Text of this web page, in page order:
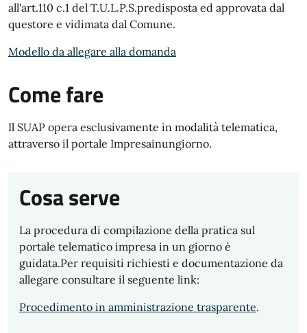
all'art.110 c.1 del T.U.L.P.S.predisposta ed approvata dal
questore e vidimata dal Comune.
Modello da allegare alla domanda
Come fare
Il SUAP opera esclusivamente in modalità telematica,
attraverso il portale Impresainungiorno.
Cosa serve
La procedura di compilazione della pratica sul
portale telematico impresa in un giorno è
guidata.Per requisiti richiesti e documentazione da
allegare consultare il seguente link:
Procedimento in amministrazione trasparente.